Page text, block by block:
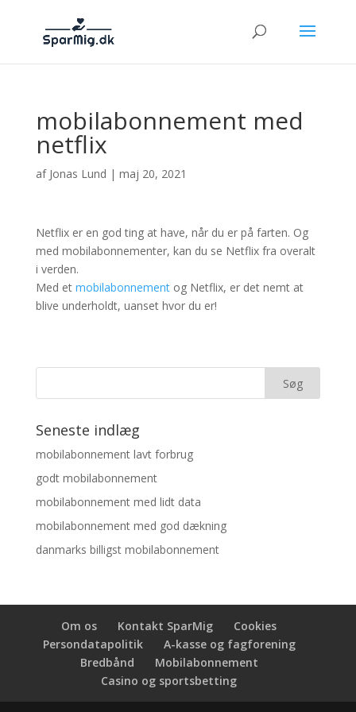
mobilabonnement med
netflix
af Jonas Lund | maj 20, 2021
Netflix er en god ting at have, når du er på farten. Og
med mobilabonnementer, kan du se Netflix fra overalt
i verden.
Med et mobilabonnementog Netflix, er det nemt at
blive underholdt, uanset hvor du er!
Seneste indlæg
mobilabonnement lavt forbrug
godt mobilabonnement
mobilabonnement med lidt data
mobilabonnement med god dækning
danmarks billigst mobilabonnement
Om os Kontakt SparMig
Cookies
Persondatapolitik
A-kasse og fagforening
Bredbånd
Mobilabonnement
Casino og sportsbetting